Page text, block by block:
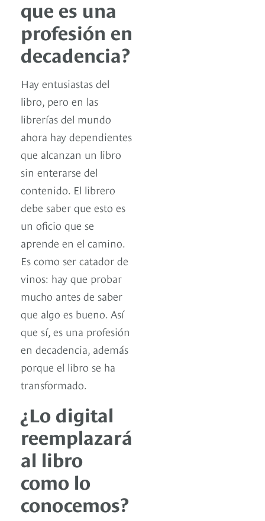
que es una
profesión en
decadencia?
Hay entusiastas del
libro, pero en las
librerías del mundo
ahora hay dependientes
que alcanzan un libro
sin enterarse del
contenido. El librero
debe saber que esto es
un oficio que se
aprende en el camino.
Es como ser catador de
vinos: hay que probar
mucho antes de saber
que algo es bueno. Así
que sí, es una profesión
en decadencia, además
porque el libro se ha
transformado.
¿Lo digital
reemplazará
al libro
como lo
conocemos?